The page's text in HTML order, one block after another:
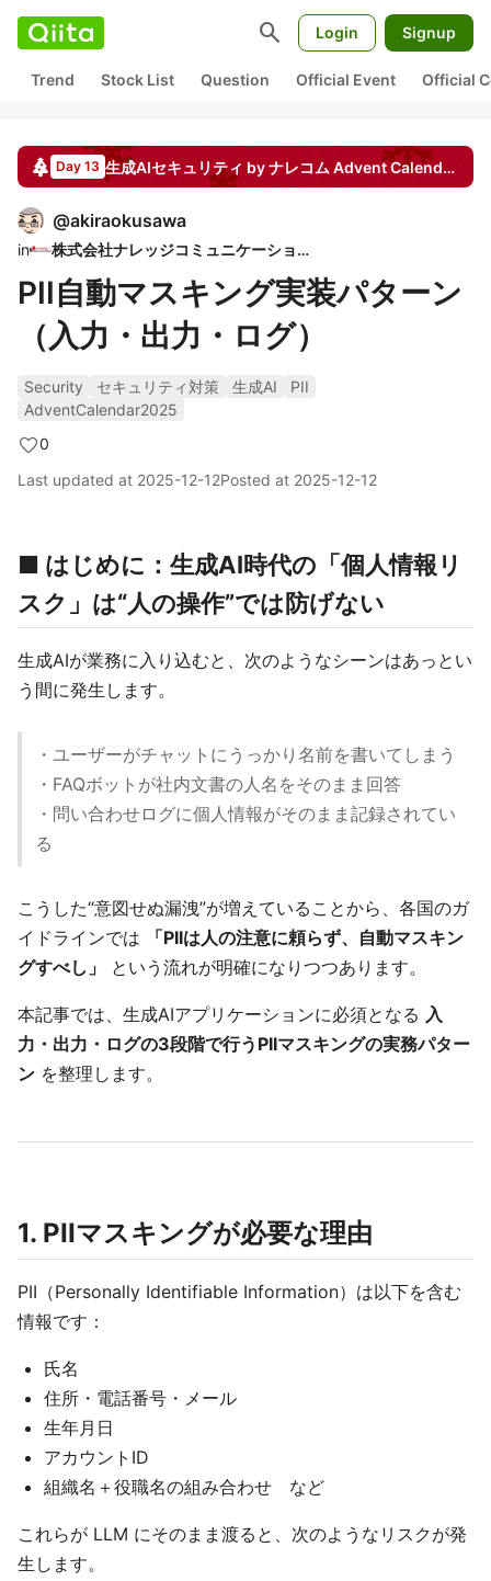
search Login Signup
Trend Stock List Question Official Event Official
Day 13 生成AIセキュリティ by ナレコム Advent Calendar
@akiraokusawa
in 株式会社ナレッジコミュニケーション
PII自動マスキング実装パターン
（入力・出力・ログ）
Security セキュリティ対策 生成AI
PII
AdventCalendar2025
0
Last updated at 2025-12-12Posted at 2025-12-12
■ はじめに：生成AI時代の「個人情報リ
スク」は“人の操作”では防げない
生成AIが業務に入り込むと、次のようなシーンはあっとい
う間に発生します。
・ユーザーがチャットにうっかり名前を書いてしまう
・FAQボットが社内文書の人名をそのまま回答
・問い合わせログに個人情報がそのまま記録されてい
る
こうした“意図せぬ漏洩”が増えていることから、各国のガ
イドラインでは
「PIIは人の注意に頼らず、自動マスキン
グすべし」
という流れが明確になりつつあります。
本記事では、生成AIアプリケーションに必須となる 入
力・出力・ログの3段階で行うPIIマスキングの実務パター
ン を整理します。
1. PIIマスキングが必要な理由
PII（Personally Identifiable Information）は以下を含む
情報です：
氏名
住所・電話番号・メール
生年月日
アカウントID
組織名＋役職名の組み合わせ など
これらが LLM にそのまま渡ると、次のようなリスクが発
生します。